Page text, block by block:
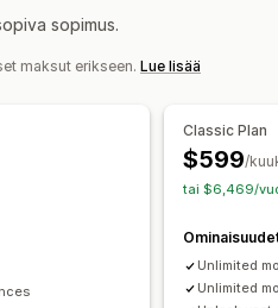
sopimus.
maksut erikseen. Lue lisää
Classic Plan
$599/
tai $6,469/
Unlimited
Unlimited